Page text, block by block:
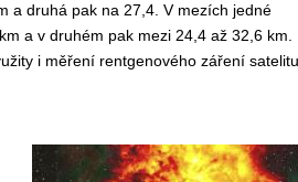
a druhá pak na 27,4. V mezích jedné
a v druhém pak mezi 24,4 až 32,6 km.
i měření rentgenového záření satelitu